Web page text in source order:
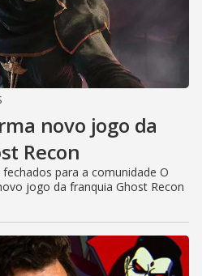
novo jogo da
Recon
para a comunidade O
jogo da franquia Ghost Recon